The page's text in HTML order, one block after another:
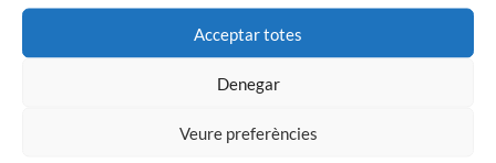
Acceptar totes
Denegar
Veure preferències
𝑽𝒆𝒏𝒊𝒎 𝒅’𝒖𝒏𝒂 𝒈𝒓𝒂𝒏 𝒃𝒂𝒕𝒂𝒍𝒍𝒂…𝒊 𝒂𝒏𝒆𝒎 𝒂 𝒑𝒆𝒓 𝒍𝒂 𝒔𝒆𝒈𝒖̈𝒆𝒏𝒕